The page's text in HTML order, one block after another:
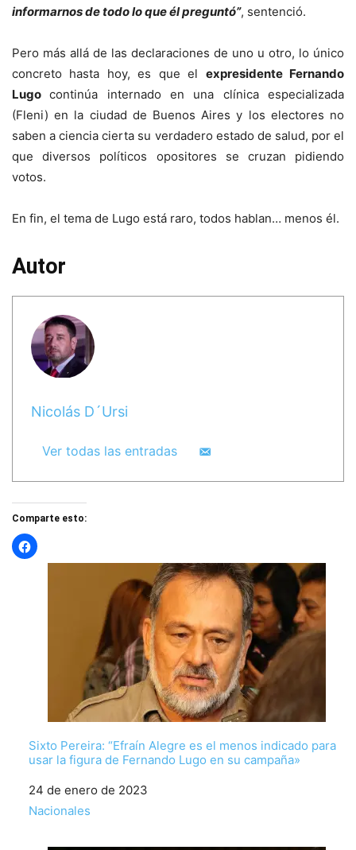
informarnos de todo lo que él preguntó”, sentenció.
Pero más allá de las declaraciones de uno u otro, lo único
concreto hasta hoy, es que el expresidente Fernando
Lugocontinúa internado en una clínica especializada
(Fleni) en la ciudad de Buenos Aires y los electores no
saben a ciencia cierta su verdadero estado de salud, por el
que diversos políticos opositores se cruzan pidiendo
votos.
En fin, el tema de Lugo está raro, todos hablan… menos él.
Autor
Nicolás D´Ursi
Ver todas las entradas
Comparte esto:
Sixto Pereira: “Efraín Alegre es el menos indicado para
usar la figura de Fernando Lugo en su campaña»
Fecha
24 de enero de 2023
Respecto a
Nacionales